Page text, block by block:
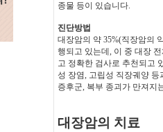
종물 등이 있습니다.
진단방법
대장암의 약 35%(직장암의
행되고 있는데, 이 중 대장
고 정확한 검사로 추천되고
성 장염, 고립성 직장궤양
증후군, 복부 종괴가 만져지
대장암의 치료